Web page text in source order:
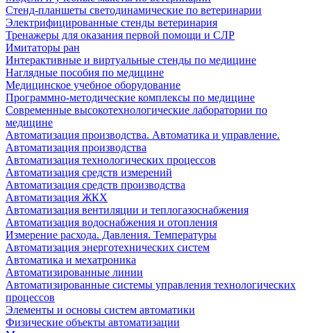
Стенд-планшеты светодинамические по ветеринарии
Электрифицированные стенды ветеринария
Тренажеры для оказания первой помощи и СЛР
Имитаторы ран
Интерактивные и виртуальные стенды по медицине
Наглядные пособия по медицине
Медицинское учебное оборудование
Программно-методические комплексы по медицине
Современные высокотехнологические лаборатории по
медицине
Автоматизация производства. Автоматика и управление.
Автоматизация производства
Автоматизация технологических процессов
Автоматизация средств измерений
Автоматизация средств производства
Автоматизация ЖКХ
Автоматизация вентиляции и теплогазоснабжения
Автоматизация водоснабжения и отопления
Измерение расхода. Давления. Температуры
Автоматизация энерготехнических систем
Автоматика и мехатроника
Автоматизированные линии
Автоматизированные системы управления технологических
процессов
Элементы и основы систем автоматики
Физические объекты автоматизации